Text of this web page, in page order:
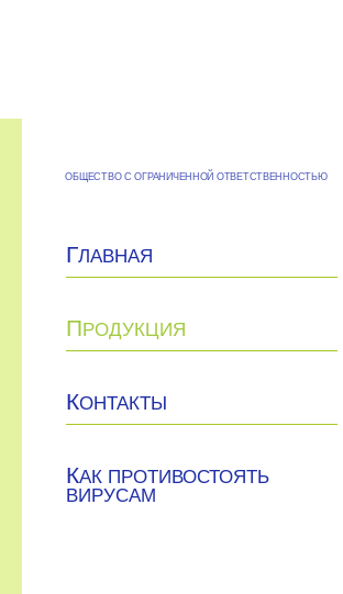
ОБЩЕСТВО С ОГРАНИЧЕННОЙ ОТВЕТСТВЕННОСТЬЮ
ГЛАВНАЯ
ПРОДУКЦИЯ
КОНТАКТЫ
КАК ПРОТИВОСТОЯТЬ
ВИРУСАМ